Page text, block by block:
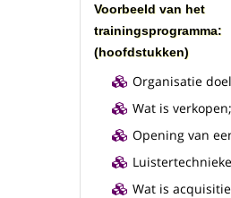
Voorbeeld van het
trainingsprogramma:
(hoofdstukken)
Organisatie
Wat is verkopen;
Opening van
Wat is